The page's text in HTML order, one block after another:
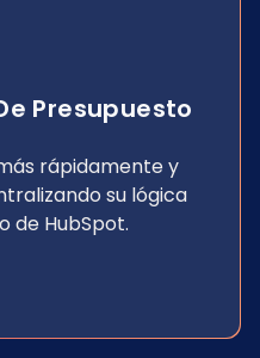
Presupuesto
rápidamente y
su lógica
de HubSpot.